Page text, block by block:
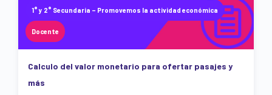
1° y 2° Secundaria – Promovemos la actividad económica
Docente
Calculo del valor monetario para ofertar pasajes y
más